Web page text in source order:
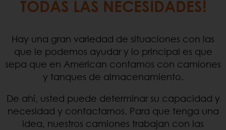
TODAS LAS NECESIDADES!
Hay una gran variedad de situaciones con las
que le podemos ayudar y lo principal es que
sepa que en American contamos con camiones
y tanques de almacenamiento.
De ahí, usted puede determinar su capacidad y
necesidad y contactarnos. Para que tenga una
idea, nuestros camiones trabajan con las